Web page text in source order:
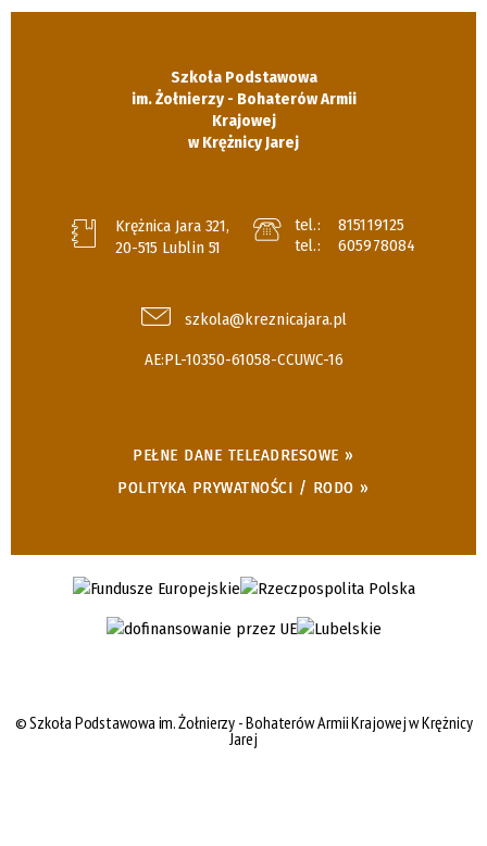
Szkoła Podstawowa
im. Żołnierzy - Bohaterów Armii
Krajowej
w Krężnicy Jarej
Krężnica Jara 321,
20-515 Lublin 51
tel.:
815119125
tel.:
605978084
szkola@kreznicajara.pl
AE:PL-10350-61058-CCUWC-16
PEŁNE DANE TELEADRESOWE »
POLITYKA PRYWATNOŚCI / RODO »
©Szkoła Podstawowa im. Żołnierzy - Bohaterów Armii Krajowej w Krężnicy
Jarej